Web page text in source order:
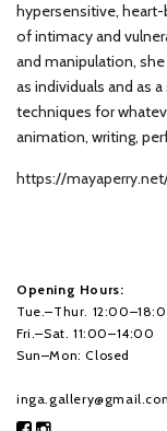
hypersensitive,
of intimacy and
and manipulation,
as individuals and as
techniques for
animation, writing,
https://
Opening Hours:
Tue.–Thur.
Fri.–Sat. 11:00–14:00
Sun–Mon: Closed